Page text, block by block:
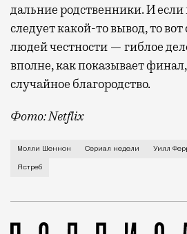
дальние родственники. И
следует какой-то вывод, то
людей честности — гиблое
вполне, как показывает
случайное благородство.
Фото: Netflix
Когда-то Лонни Хокинс
Молли Шеннон Сериал недели Уилл
Ястреб